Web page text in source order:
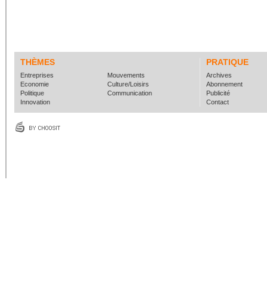
THÈMES PRATIQUE
Entreprises
Economie
Politique
Innovation
Mouvements
Culture/Loisirs
Communication
Archives
Abonnement
Publicité
Contact